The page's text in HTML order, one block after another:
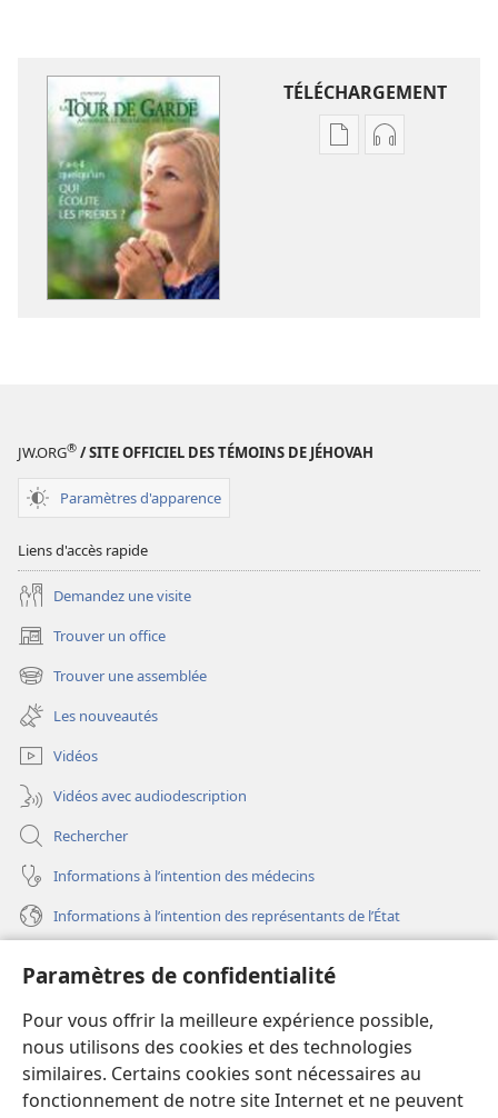
Paramètres de confidentialité
Pour vous offrir la meilleure expérience possible,
nous utilisons des cookies et des technologies
similaires. Certains cookies sont nécessaires au
fonctionnement de notre site Internet et ne peuvent
TÉLÉCHARGEMENT
Options
2012
Options
JW.ORG® / SITE OFFICIEL DES TÉMOINS DE JÉHOVAH
Paramètres d'apparence
Liens d'accès rapide
Demandez une visite
Trouver un office
(ouvre
une
nouvelle
fenêtre)
Trouver une assemblée
(ouvre
une
nouvelle
fenêtre)
Les nouveautés
Vidéos
Vidéos avec audiodescription
Rechercher
Informations à l’intention des médecins
Informations à l’intention des représentants de l’État
(ouvre
une
nouvelle
fenêtre)
Bibliothèque en ligne
(ouvre
une